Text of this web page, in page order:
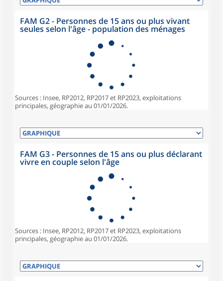
FAM G2 - Personnes de 15 ans ou plus vivant
seules selon l'âge - population des ménages
Sources : Insee, RP2012, RP2017 et RP2023, exploitations
principales, géographie au 01/01/2026.
FAM G3 - Personnes de 15 ans ou plus déclarant
vivre en couple selon l'âge
Sources : Insee, RP2012, RP2017 et RP2023, exploitations
principales, géographie au 01/01/2026.